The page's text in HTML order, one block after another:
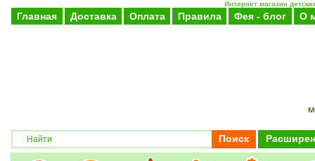
Интернет магазин
Главная Доставка Оплата Правила Фея - блог О
Поиск